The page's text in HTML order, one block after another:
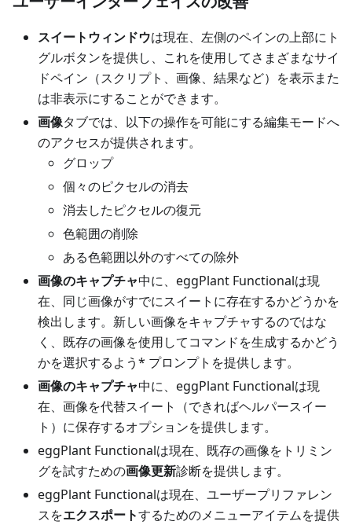
スイートウィンドウは現在、左側のペインの上部にト
グルボタンを提供し、これを使用してさまざまなサイ
ドペイン（スクリプト、画像、結果など）を表示また
は非表示にすることができます。
画像タブでは、以下の操作を可能にする編集モードへ
のアクセスが提供されます。
グロップ
個々のピクセルの消去
消去したピクセルの復元
色範囲の削除
ある色範囲以外のすべての除外
画像のキャプチャ中に、eggPlant Functionalは現
在、同じ画像がすでにスイートに存在するかどうかを
検出します。新しい画像をキャプチャするのではな
く、既存の画像を使用してコマンドを生成するかどう
かを選択するよう* プロンプトを提供します。
画像のキャプチャ中に、eggPlant Functionalは現
在、画像を代替スイート（できればヘルパースイー
ト）に保存するオプションを提供します。
eggPlant Functionalは現在、既存の画像をトリミン
グを試すための画像更新診断を提供します。
eggPlant Functionalは現在、ユーザープリファレン
スをエクスポートするためのメニューアイテムを提供